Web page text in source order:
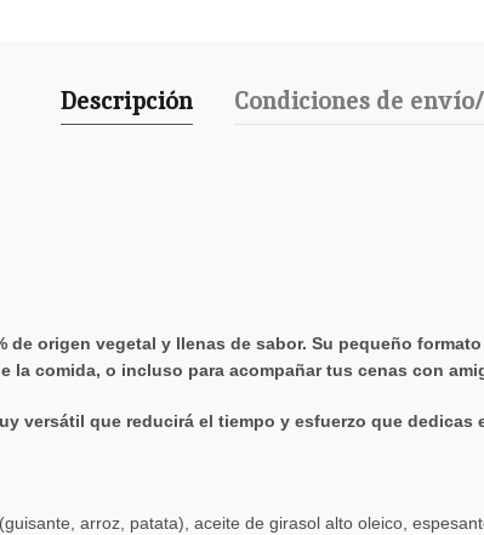
Descripción Condiciones de
origen vegetal y llenas de sabor. Su pequeño
la comida, o incluso para acompañar tus cenas con
versátil que reducirá el tiempo y esfuerzo que
arroz, patata), aceite de girasol alto oleico,